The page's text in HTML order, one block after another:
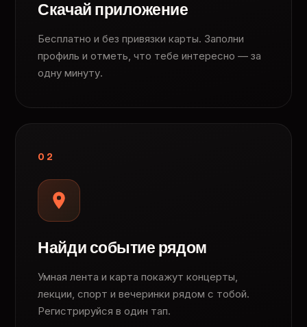
Скачай приложение
Бесплатно и без привязки карты. Заполни
профиль и отметь, что тебе интересно — за
одну минуту.
02
Найди событие рядом
Умная лента и карта покажут концерты,
лекции, спорт и вечеринки рядом с тобой.
Регистрируйся в один тап.